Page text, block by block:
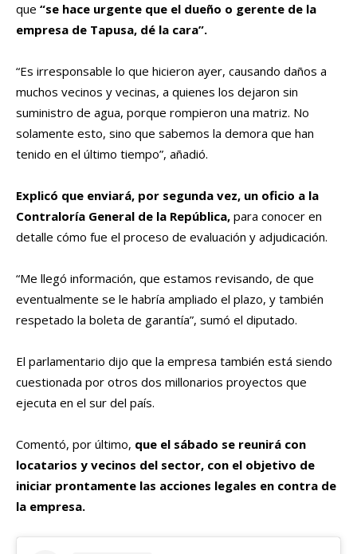
que “se hace urgente que el dueño o gerente de la
empresa de Tapusa, dé la cara”.
“Es irresponsable lo que hicieron ayer, causando daños a
muchos vecinos y vecinas, a quienes los dejaron sin
suministro de agua, porque rompieron una matriz. No
solamente esto, sino que sabemos la demora que han
tenido en el último tiempo”, añadió.
Explicó que enviará, por segunda vez, un oficio a la
Contraloría General de la República, para conocer en
detalle cómo fue el proceso de evaluación y adjudicación.
“Me llegó información, que estamos revisando, de que
eventualmente se le habría ampliado el plazo, y también
respetado la boleta de garantía”, sumó el diputado.
El parlamentario dijo que la empresa también está siendo
cuestionada por otros dos millonarios proyectos que
ejecuta en el sur del país.
Comentó, por último, que el sábado se reunirá con
locatarios y vecinos del sector, con el objetivo de
iniciar prontamente las acciones legales en contra de
la empresa.